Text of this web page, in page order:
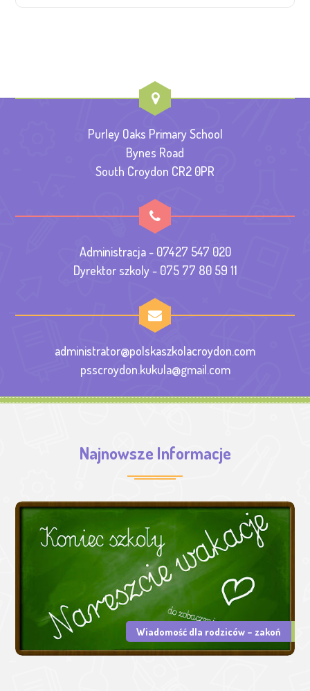
Purley Oaks Primary School
Bynes Road
South Croydon CR2 0PR
Administracja - 07427 547 020
Dyrektor szkoly - 075 77 80 59 11
administrator@polskaszkolacroydon.com
psscroydon.kukula@gmail.com
Najnowsze Informacje
Wiadomość dla rodziców – zakoń